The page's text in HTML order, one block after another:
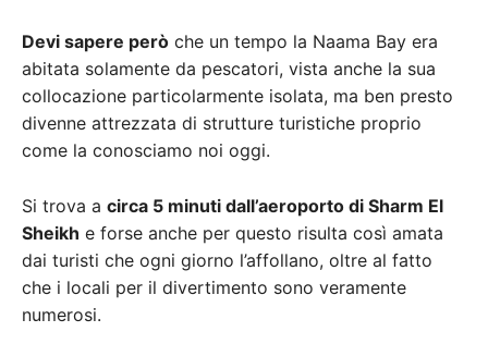
Devi sapere però che un tempo la Naama Bay era
abitata solamente da pescatori, vista anche la sua
collocazione particolarmente isolata, ma ben presto
divenne attrezzata di strutture turistiche proprio
come la conosciamo noi oggi.
Si trova a circa 5 minuti dall’aeroporto di Sharm El
Sheikh e forse anche per questo risulta così amata
dai turisti che ogni giorno l’affollano, oltre al fatto
che i locali per il divertimento sono veramente
numerosi.